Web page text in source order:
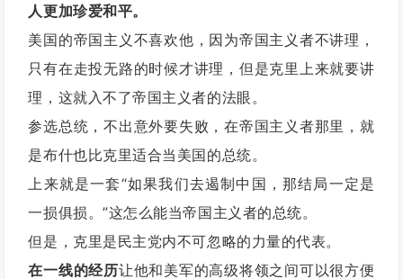
人更加珍爱和平。
美国的帝国主义不喜欢他，因为帝国主义者不讲理，
只有在走投无路的时候才讲理，但是克里上来就要讲
理，这就入不了帝国主义者的法眼。
参选总统，不出意外要失败，在帝国主义者那里，就
是布什也比克里适合当美国的总统。
上来就是一套“如果我们去遏制中国，那结局一定是
一损俱损。”这怎么能当帝国主义者的总统。
但是，克里是民主党内不可忽略的力量的代表。
在一线的经历让他和美军的高级将领之间可以很方便